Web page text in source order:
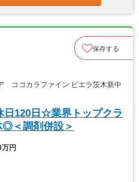
保存する
ココカラファイン ビエラ茨木新中
日120日☆業界トップクラ
◎＜調剤併設＞
万円